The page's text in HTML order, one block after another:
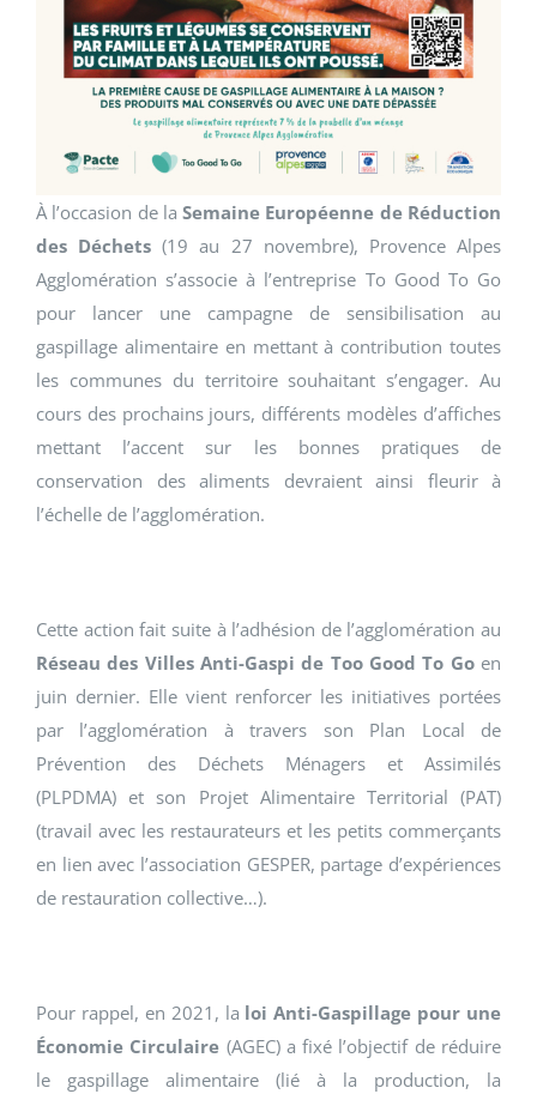
À l’occasion de laSemaine Européenne de Réduction
des Déchets (19 au 27 novembre), Provence Alpes
Agglomération s’associe à l’entreprise To Good To Go
pour lancer une campagne de sensibilisation au
gaspillage alimentaire en mettant à contribution toutes
les communes du territoire souhaitant s’engager. Au
cours des prochains jours, différents modèles d’affiches
mettant l’accent sur les bonnes pratiques de
conservation des aliments devraient ainsi fleurir à
l’échelle de l’agglomération.
Cette action fait suite à l’adhésion de l’agglomération au
Réseau des Villes Anti-Gaspi de Too Good To Goen
juin dernier. Elle vient renforcer les initiatives portées
par l’agglomération à travers son Plan Local de
Prévention des Déchets Ménagers et Assimilés
(PLPDMA) et son Projet Alimentaire Territorial (PAT)
(travail avec les restaurateurs et les petits commerçants
en lien avec l’association GESPER, partage d’expériences
de restauration collective…).
Pour rappel, en 2021, la loi Anti-Gaspillage pour une
Économie Circulaire (AGEC) a fixé l’objectif de réduire
le gaspillage alimentaire (lié à la production, la